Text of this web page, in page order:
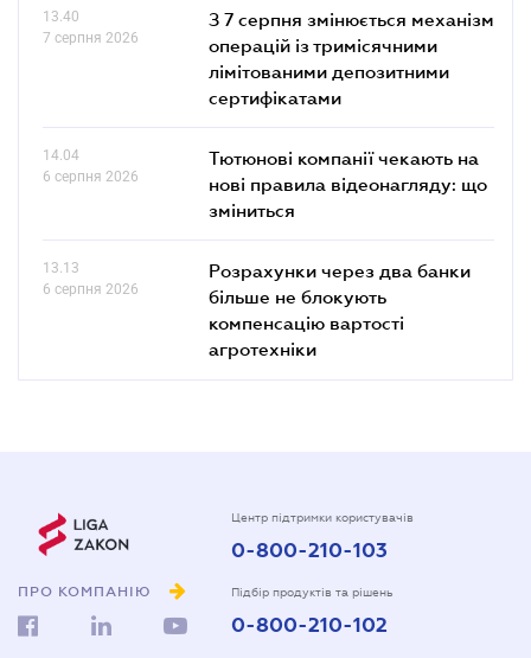
13.40
7 серпня 2026
З 7 серпня змінюється механізм
операцій із тримісячними
лімітованими депозитними
сертифікатами
14.04
6 серпня 2026
Тютюнові компанії чекають на
нові правила відеонагляду: що
зміниться
13.13
6 серпня 2026
Розрахунки через два банки
більше не блокують
компенсацію вартості
агротехніки
ПРО КОМПАНІЮ
Центр підтримки користувачів
0-800-210-103
Підбір продуктів та рішень
0-800-210-102